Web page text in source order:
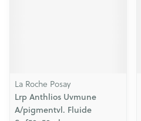
La Roche Posay
Lrp Anthlios Uvmune
A/pigmentvl. Fluide